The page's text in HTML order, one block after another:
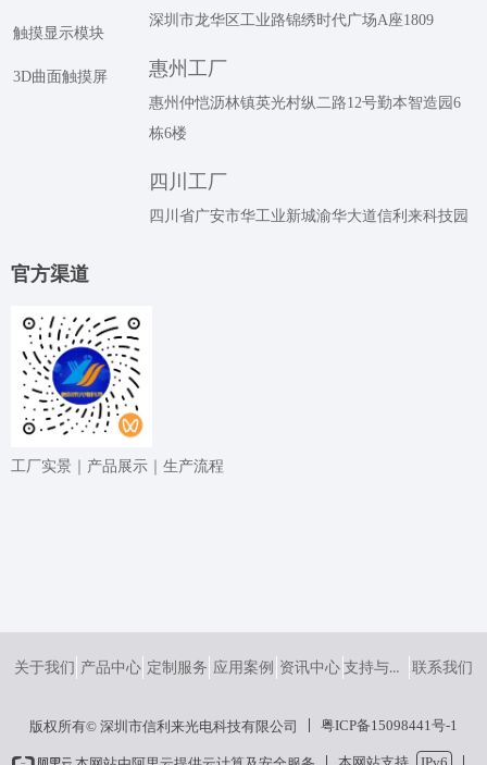
深圳市龙华区工业路锦绣时代广场A座1809
惠州工厂
惠州仲恺沥林镇英光村纵二路12号勤本智造园6
栋6楼
四川工厂
四川省广安市华工业新城渝华大道信利来科技园
触摸显示模块
3D曲面触摸屏
官⽅渠道
⼯⼚实景｜产品展⽰｜⽣产流程
关于我们 产品中心 定制服务 应用案例 资讯中心 支持与服务 联系我们
版权所有© 深圳市信利来光电科技有限公司 粤ICP备15098441号-1